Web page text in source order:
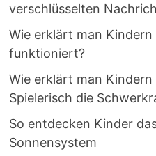
verschlüsselten
Wie erklärt man Kindern
funktioniert?
Wie erklärt man Kindern
Spielerisch die
So entdecken Kinder
Sonnensystem